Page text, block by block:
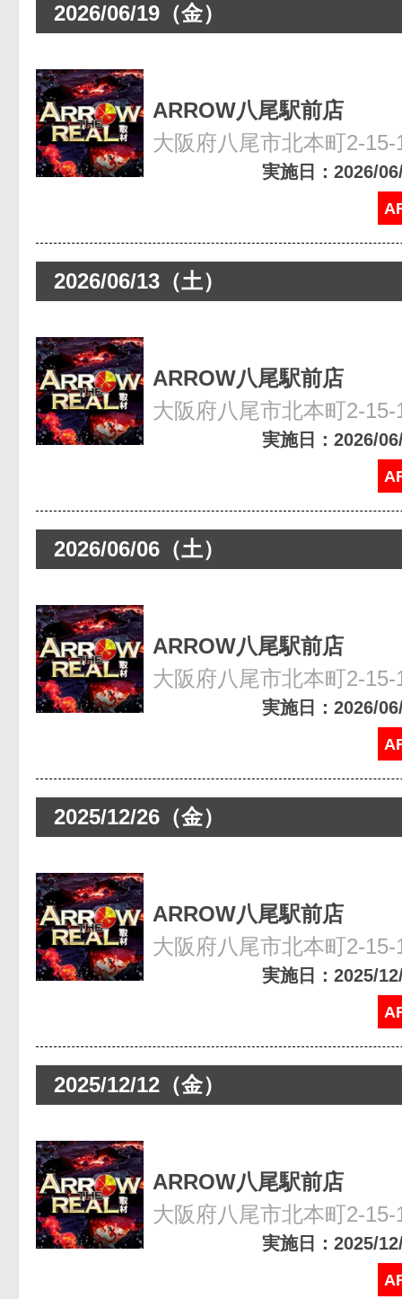
2026/06/19（金）
ARROW八尾駅前店
大阪府八尾市北本町2-15-
実施日：2026/
2026/06/13（土）
ARROW八尾駅前店
大阪府八尾市北本町2-15-
実施日：2026/
2026/06/06（土）
ARROW八尾駅前店
大阪府八尾市北本町2-15-
実施日：2026/
2025/12/26（金）
ARROW八尾駅前店
大阪府八尾市北本町2-15-
実施日：2025/
2025/12/12（金）
ARROW八尾駅前店
大阪府八尾市北本町2-15-
実施日：2025/